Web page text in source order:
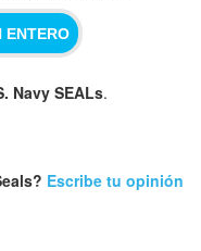
ENTERO
Navy SEALs.
Escribe tu opinión